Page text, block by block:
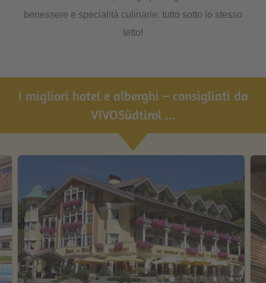
benessere e specialità culinarie: tutto sotto lo stesso
tetto!
I migliori hotel e alberghi – consigliati da
VIVOSüdtirol ...